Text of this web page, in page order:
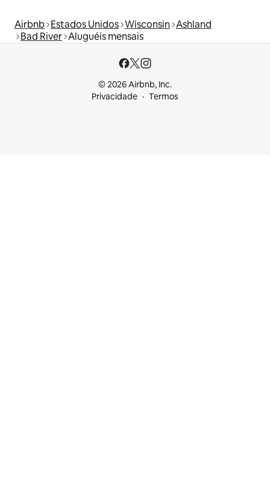
Airbnb Estados Unidos Wisconsin Ashland
Bad River Aluguéis mensais
© 2026 Airbnb, Inc.
Privacidade
Termos